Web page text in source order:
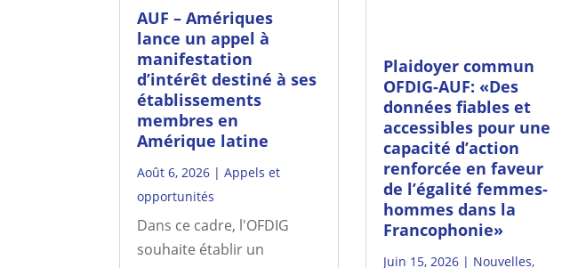
AUF – Amériques
lance un appel à
manifestation
d’intérêt destiné à ses
établissements
membres en
Amérique latine
Août 6, 2026 |Appels et
opportunités
Dans ce cadre, l'OFDIG
souhaite établir un
Plaidoyer commun
OFDIG-AUF: «Des
données fiables et
accessibles pour une
capacité d’action
renforcée en faveur
de l’égalité femmes-
hommes dans la
Francophonie»
Juin 15, 2026| Nouvelles,